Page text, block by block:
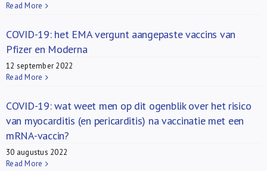
Read More
COVID-19: het EMA vergunt aangepaste vaccins van
Pfizer en Moderna
12 september 2022
Read More
COVID-19: wat weet men op dit ogenblik over het risico
van myocarditis (en pericarditis) na vaccinatie met een
mRNA-vaccin?
30 augustus 2022
Read More